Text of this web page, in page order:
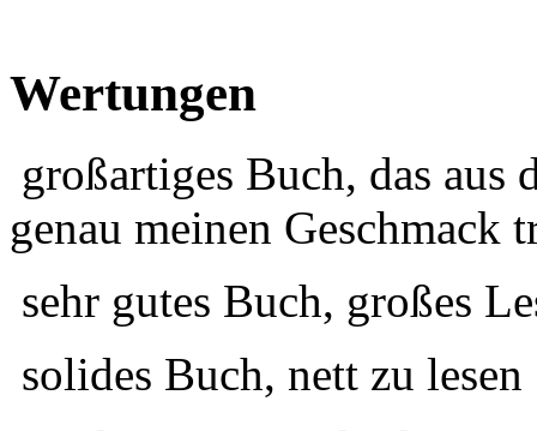
Wertungen
großartiges Buch, das aus
genau meinen Geschmack
sehr gutes Buch, großes
solides Buch, nett zu lesen